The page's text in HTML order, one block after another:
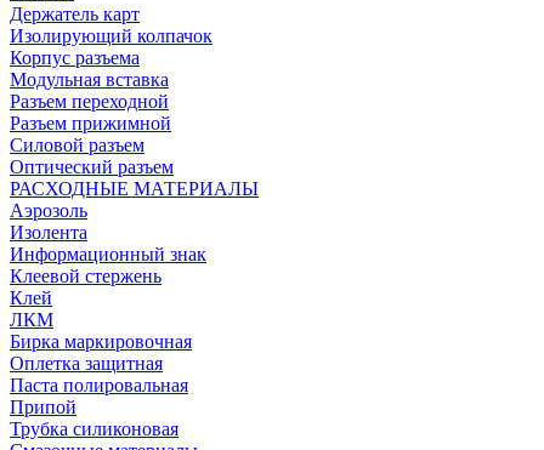
Держатель карт
Изолирующий колпачок
Корпус разъема
Модульная вставка
Разъем переходной
Разъем прижимной
Силовой разъем
Оптический разъем
РАСХОДНЫЕ МАТЕРИАЛЫ
Аэрозоль
Изолента
Информационный знак
Клеевой стержень
Клей
ЛКМ
Бирка маркировочная
Оплетка защитная
Паста полировальная
Припой
Трубка силиконовая